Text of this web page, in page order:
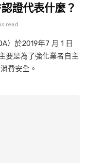
證代表什麼？
read
）於2019年7 月 1 日
要是為了強化業者自主
費安全。